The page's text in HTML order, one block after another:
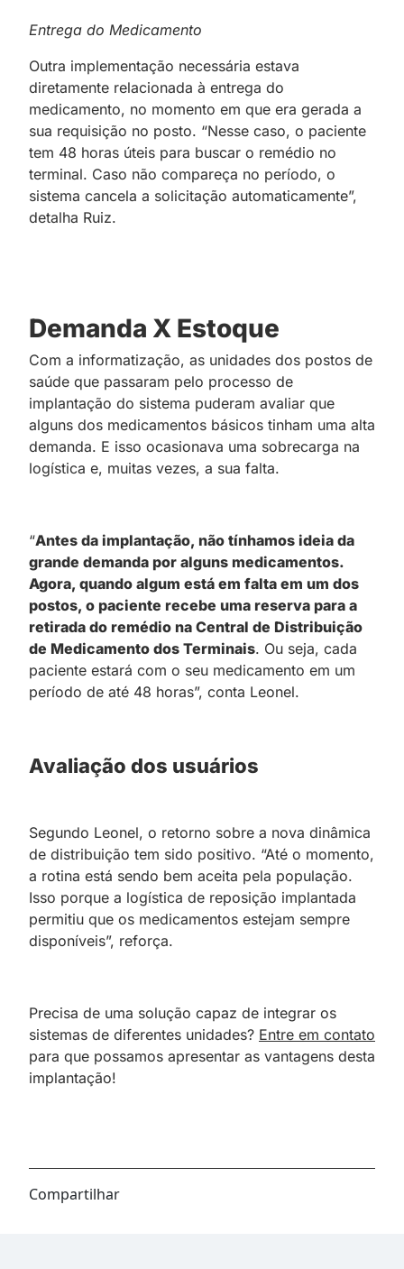
Entrega do Medicamento
Outra implementação necessária estava
diretamente relacionada à entrega do
medicamento, no momento em que era gerada a
sua requisição no posto. “Nesse caso, o paciente
tem 48 horas úteis para buscar o remédio no
terminal. Caso não compareça no período, o
sistema cancela a solicitação automaticamente”,
detalha Ruiz.
Demanda X Estoque
Com a informatização, as unidades dos postos de
saúde que passaram pelo processo de
implantação do sistema puderam avaliar que
alguns dos medicamentos básicos tinham uma alta
demanda. E isso ocasionava uma sobrecarga na
logística e, muitas vezes, a sua falta.
“Antes da implantação, não tínhamos ideia da
grande demanda por alguns medicamentos.
Agora, quando algum está em falta em um dos
postos, o paciente recebe uma reserva para a
retirada do remédio na Central de Distribuição
de Medicamento dos Terminais. Ou seja, cada
paciente estará com o seu medicamento em um
período de até 48 horas”, conta Leonel.
Avaliação dos usuários
Segundo Leonel, o retorno sobre a nova dinâmica
de distribuição tem sido positivo. “Até o momento,
a rotina está sendo bem aceita pela população.
Isso porque a logística de reposição implantada
permitiu que os medicamentos estejam sempre
disponíveis”, reforça.
Precisa de uma solução capaz de integrar os
sistemas de diferentes unidades? Entre em contato
para que possamos apresentar as vantagens desta
implantação!
Compartilhar